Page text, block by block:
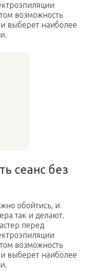
возможность
выберет наиболее
сеанс без
обойтись, и
так и делают.
перед
возможность
выберет наиболее